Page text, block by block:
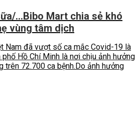
…Bibo Mart chia sẻ khó
vùng tâm dịch
Nam đã vượt số ca mắc Covid-19 là
phố Hồ Chí Minh là nơi chịu ảnh hưởng
trên 72.700 ca bệnh.Do ảnh hưởng